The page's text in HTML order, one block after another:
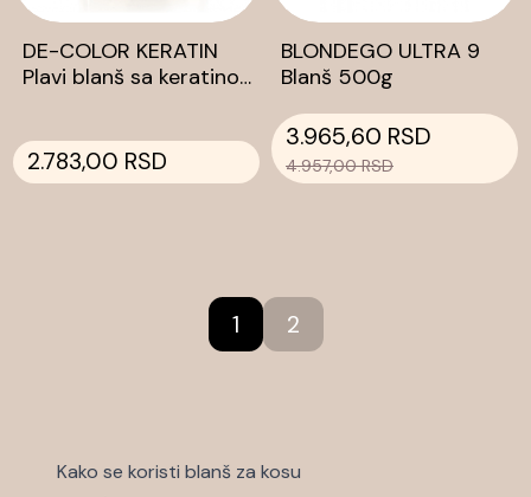
DE-COLOR KERATIN
Plavi blanš sa keratinom
2.783,00 RSD
BLONDEGO ULTRA 9
Blanš 500g
3.965,60 RSD
4.957,00 RSD
1 2
Kako se koristi blanš za kosu